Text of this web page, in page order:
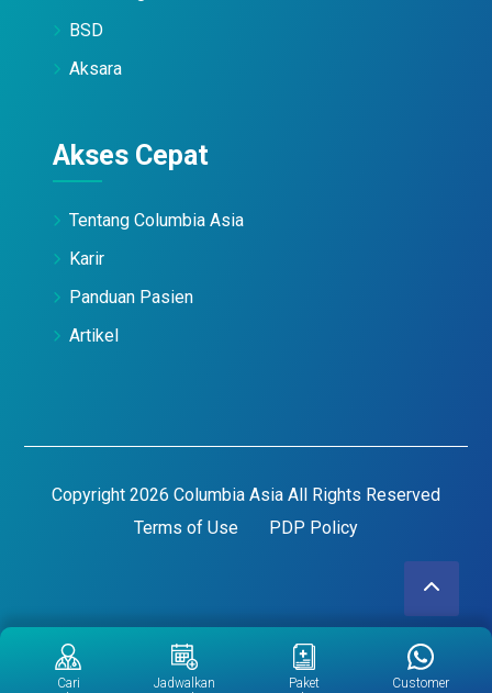
BSD
Aksara
Akses Cepat
Tentang Columbia Asia
Karir
Panduan Pasien
Artikel
Copyright 2026 Columbia Asia All Rights Reserved
Terms of Use
PDP Policy
Cari
Jadwalkan
Paket
Customer